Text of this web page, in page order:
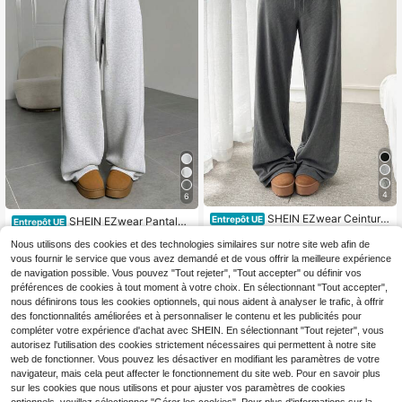
6
Entrepôt UE SHEIN EZwear Pantalon
e couleur unie et décontracté pour f
emme
Dès13,99€
4
Entrepôt UE SHEIN EZwear Ceinture
ie de lettre, pantalon décontracté
Dès15,49€
Nous utilisons des cookies et des technologies similaires sur notre site web afin de
vous fournir le service que vous avez demandé et de vous offrir la meilleure expérience
de navigation possible. Vous pouvez "Tout rejeter", "Tout accepter" ou définir vos
préférences de cookies à tout moment à votre choix. En sélectionnant "Tout accepter",
nous définirons tous les cookies optionnels, qui nous aident à analyser le trafic, à offrir
des fonctionnalités améliorées et à personnaliser le contenu et les publicités pour
compléter votre expérience d'achat avec SHEIN. En sélectionnant "Tout rejeter", vous
autorisez l'utilisation des cookies strictement nécessaires qui permettent à notre site
web de fonctionner. Vous pouvez les désactiver en modifiant les paramètres de votre
navigateur, mais cela peut affecter le fonctionnement du site web. Pour en savoir plus
sur les cookies que nous utilisons et pour ajuster vos paramètres de cookies